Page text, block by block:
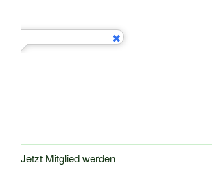
Jetzt Mitglied werden